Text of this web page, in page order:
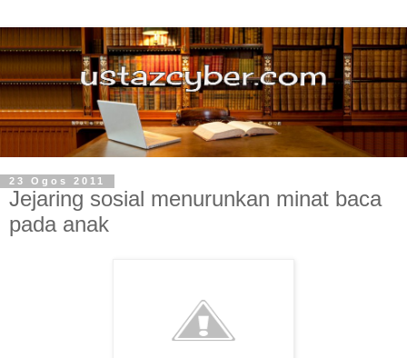
23 Ogos 2011
Jejaring sosial menurunkan minat baca
pada anak